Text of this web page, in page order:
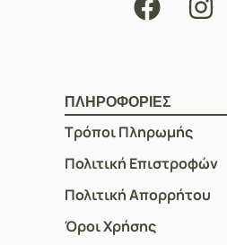
ΠΛΗΡΟΦΟΡΙΕΣ
Τρόποι Πληρωμής
Πολιτική Επιστροφών
Πολιτική Απορρήτου
Όροι Χρήσης